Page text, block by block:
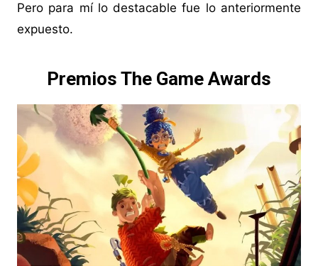
Pero para mí lo destacable fue lo anteriormente
expuesto.
Premios The Game Awards